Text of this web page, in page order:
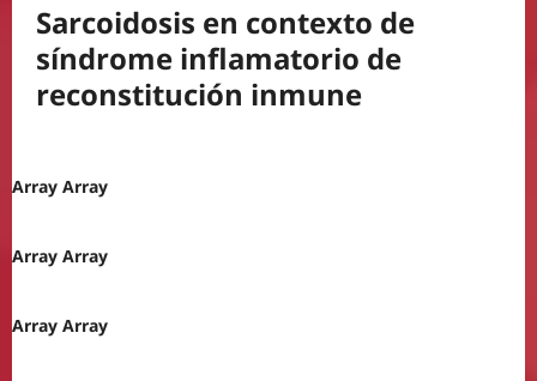
Sarcoidosis en contexto de
síndrome inflamatorio de
reconstitución inmune
Array Array
Array Array
Array Array